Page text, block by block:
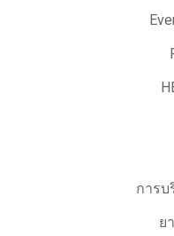
การ
ย